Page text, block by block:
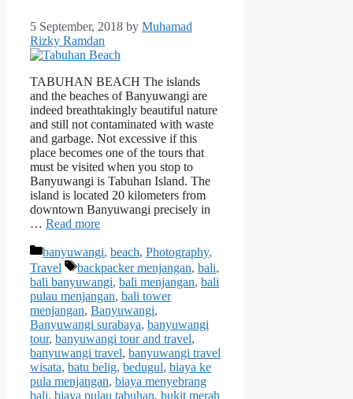
5 September, 2018 by Muhamad
Rizky Ramdan
TABUHAN BEACH The islands
and the beaches of Banyuwangi are
indeed breathtakingly beautiful nature
and still not contaminated with waste
and garbage. Not excessive if this
place becomes one of the tours that
must be visited when you stop to
Banyuwangi is Tabuhan Island. The
island is located 20 kilometers from
downtown Banyuwangi precisely in
… Read more
Categories
banyuwangi, beach, Photography,
Travel
Tags
backpacker menjangan, bali,
bali banyuwangi, bali menjangan, bali
pulau menjangan, bali tower
menjangan, Banyuwangi,
Banyuwangi surabaya, banyuwangi
tour, banyuwangi tour and travel,
banyuwangi travel, banyuwangi travel
wisata, batu belig, bedugul, biaya ke
pula menjangan, biaya menyebrang
bali, biaya pulau tabuhan, bukit merah